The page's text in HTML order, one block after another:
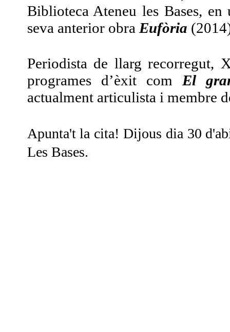
Biblioteca Ateneu les Bases,
seva anterior obra Eufòria
Periodista de llarg recorregut,
programes d’èxit com El
actualment articulista i membre
Apunta't la cita! Dijous dia 30
Les Bases.